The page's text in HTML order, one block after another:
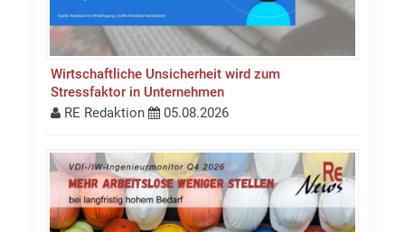
Wirtschaftliche Unsicherheit wird zum
Stressfaktor in Unternehmen
RE Redaktion
05.08.2026